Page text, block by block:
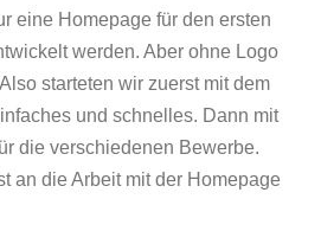
eine Homepage für den ersten
werden. Aber ohne Logo
starteten wir zuerst mit dem
und schnelles. Dann mit
die verschiedenen Bewerbe.
an die Arbeit mit der Homepage